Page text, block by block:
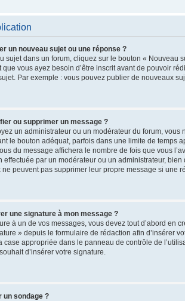
un nouveau sujet ou une réponse ?
sujet dans un forum, cliquez sur le bouton «
vous ayez besoin d’être inscrit avant de pouvoir
Par exemple : vous pouvez publier de nouveaux
ou supprimer un message ?
un administrateur ou un modérateur du forum,
le bouton adéquat, parfois dans une limite de temps
du message affichera le nombre de fois que vous
effectuée par un modérateur ou un administrateur,
ne peuvent pas supprimer leur propre message si une
une signature à mon message ?
à un de vos messages, vous devez tout d’abord en
» depuis le formulaire de rédaction afin d’insérer
case appropriée dans le panneau de contrôle de
d’insérer votre signature.
un sondage ?